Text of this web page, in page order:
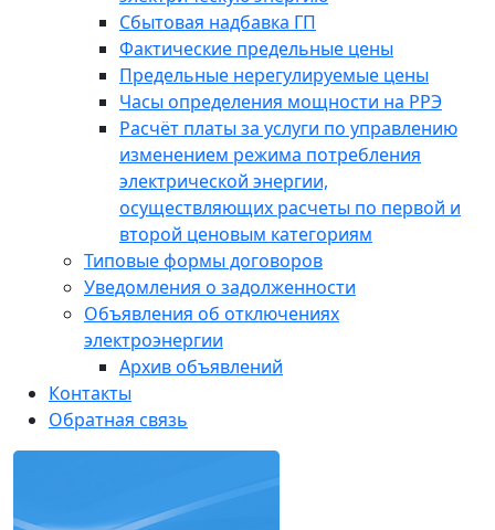
Сбытовая надбавка ГП
Фактические предельные цены
Предельные нерегулируемые цены
Часы определения мощности на РРЭ
Расчёт платы за услуги по управлению
изменением режима потребления
электрической энергии,
осуществляющих расчеты по первой и
второй ценовым категориям
Типовые формы договоров
Уведомления о задолженности
Объявления об отключениях
электроэнергии
Архив объявлений
Контакты
Обратная связь